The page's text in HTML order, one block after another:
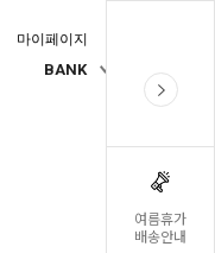
여름휴가
배송안내
마이페이지
BANK